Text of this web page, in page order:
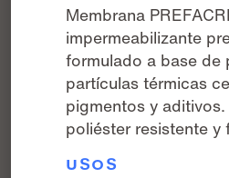
Membrana
impermeabilizante
formulado a base
partículas térmicas
pigmentos y
poliéster resistente y
USOS